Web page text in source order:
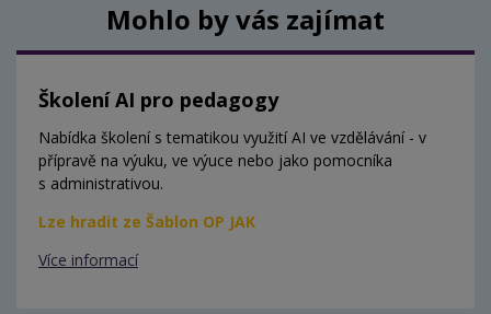
Mohlo by vás zajímat
Školení AI pro pedagogy
Nabídka školení s tematikou využití AI ve vzdělávání - v
přípravě na výuku, ve výuce nebo jako pomocníka
s administrativou.
Lze hradit ze Šablon OP JAK
Více informací